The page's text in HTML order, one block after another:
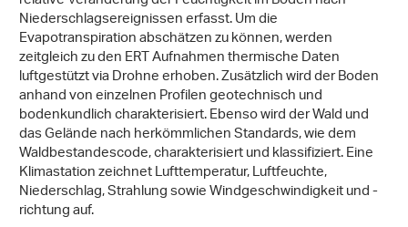
Niederschlagsereignissen erfasst. Um die
Evapotranspiration abschätzen zu können, werden
zeitgleich zu den ERT Aufnahmen thermische Daten
luftgestützt via Drohne erhoben. Zusätzlich wird der Boden
anhand von einzelnen Profilen geotechnisch und
bodenkundlich charakterisiert. Ebenso wird der Wald und
das Gelände nach herkömmlichen Standards, wie dem
Waldbestandescode, charakterisiert und klassifiziert. Eine
Klimastation zeichnet Lufttemperatur, Luftfeuchte,
Niederschlag, Strahlung sowie Windgeschwindigkeit und -
richtung auf.